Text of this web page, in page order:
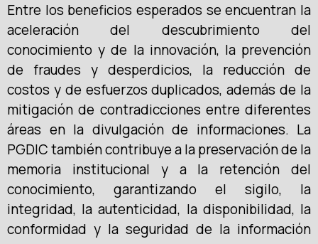
Entre los beneficios esperados se encuentran la
aceleración del descubrimiento del
conocimiento y de la innovación, la prevención
de fraudes y desperdicios, la reducción de
costos y de esfuerzos duplicados, además de la
mitigación de contradicciones entre diferentes
áreas en la divulgación de informaciones. La
PGDIC también contribuye a la preservación de la
memoria institucional y a la retención del
conocimiento, garantizando el sigilo, la
integridad, la autenticidad, la disponibilidad, la
conformidad y la seguridad de la información